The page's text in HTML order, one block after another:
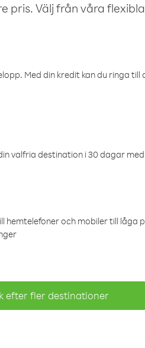
pris. Välj från våra
Med din kredit kan du ringa till
valfria destination i 30 dagar
och mobiler till låga
efter fler destinationer